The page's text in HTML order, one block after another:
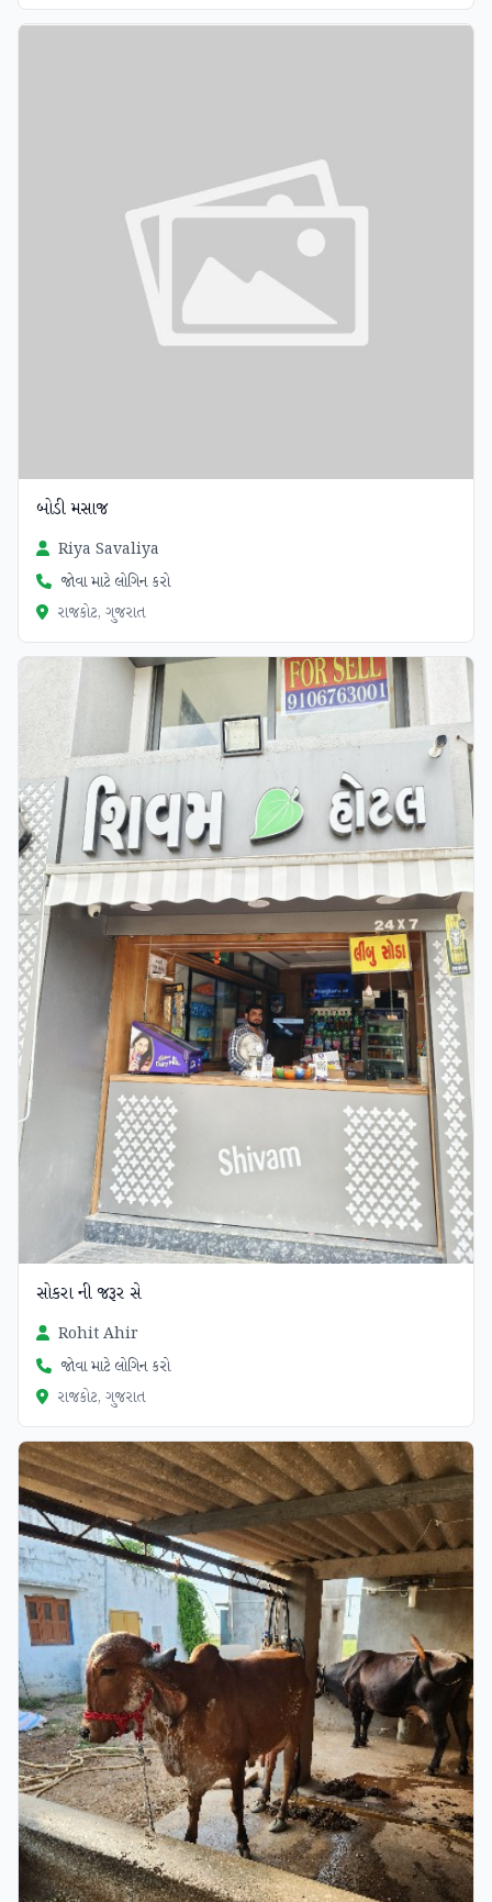
બોડી મસાજ
Riya Savaliya
જોવા માટે લોગિન કરો
રાજકોટ, ગુજરાત
સોકરા ની જરૂર સે
Rohit Ahir
જોવા માટે લોગિન કરો
રાજકોટ, ગુજરાત